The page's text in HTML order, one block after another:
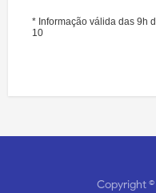
Copyright ©